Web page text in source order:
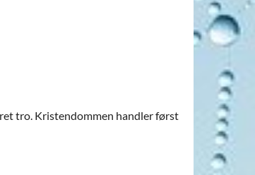
tro. Kristendommen handler først